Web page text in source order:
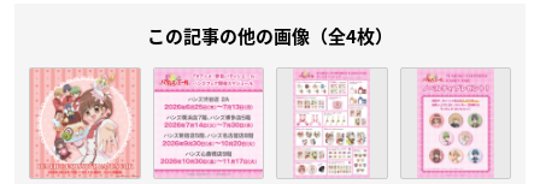
この記事の他の画像（全4枚）